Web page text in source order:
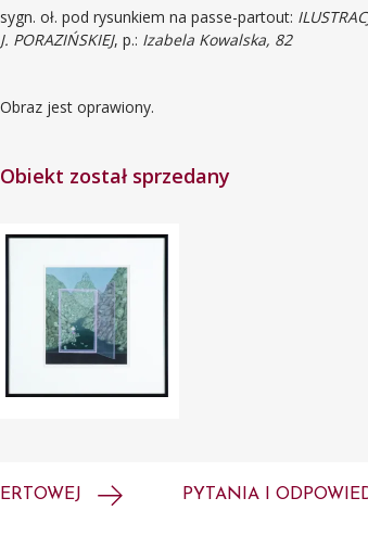
sygn. oł. pod rysunkiem na passe-partout:
J. PORAZIŃSKIEJ, p.: Izabela Kowalska, 82
Obraz jest oprawiony.
Obiekt został sprzedany
PYTANIA I